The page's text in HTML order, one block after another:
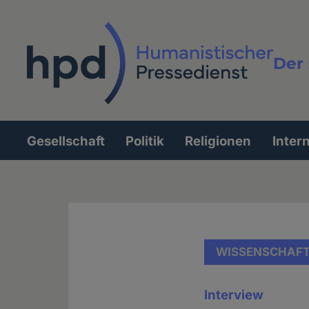
Hauptnavigation
Gesellschaft Politik Religionen
Interview